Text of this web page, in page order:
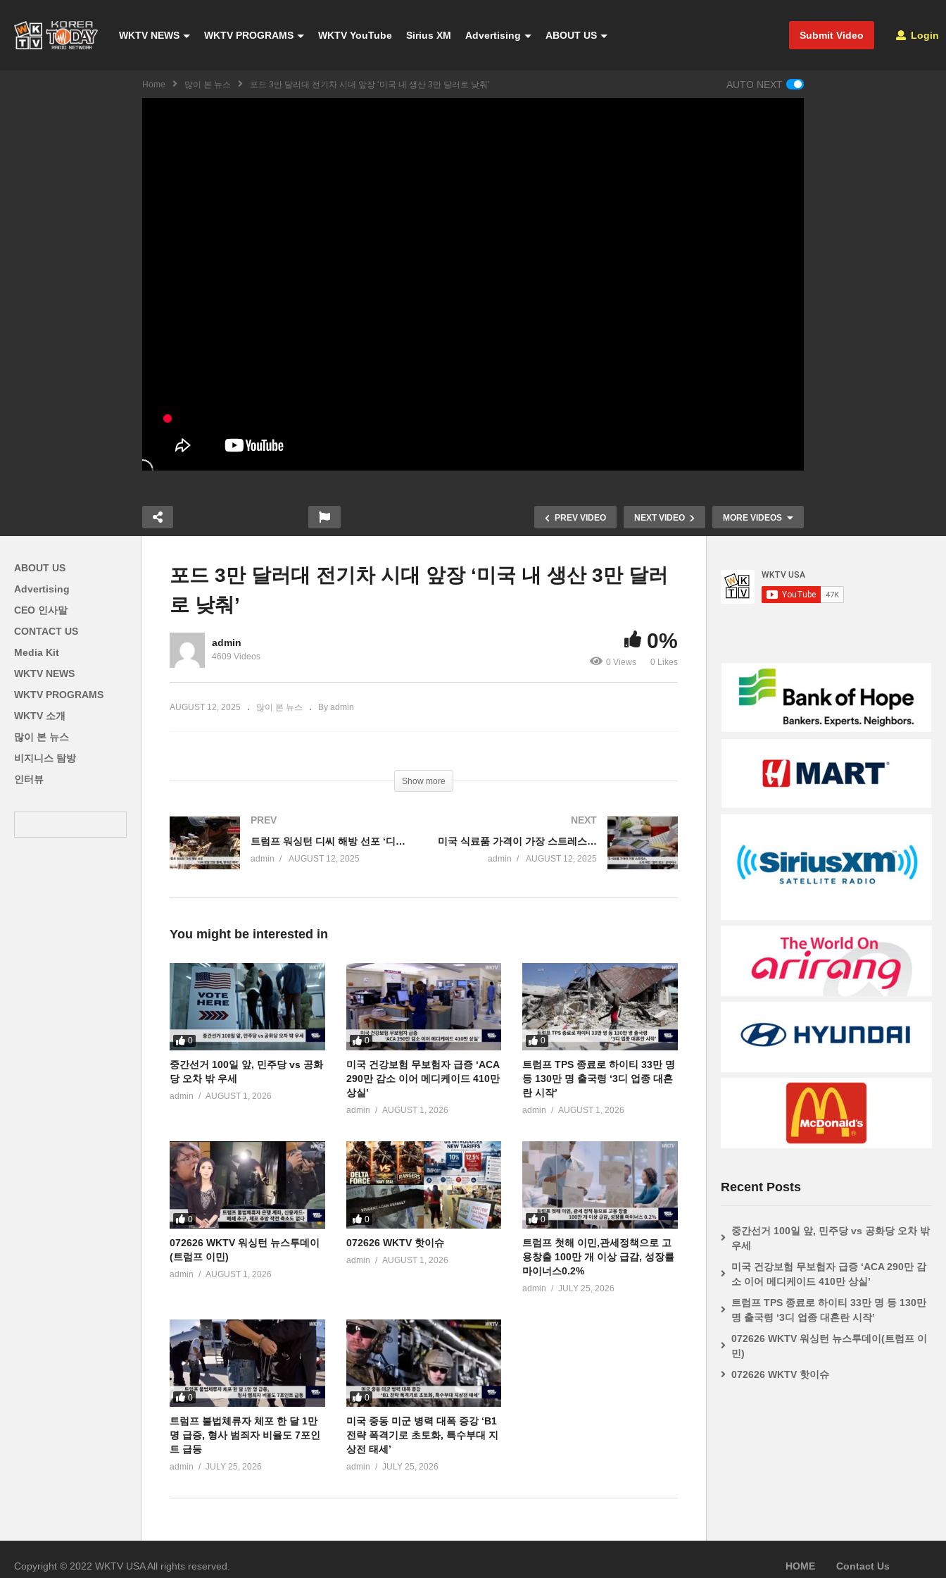
Submit Video Login
WKTV NEWS WKTV PROGRAMS WKTV YouTube Sirius XM Advertising ABOUT US
Home 많이 본 뉴스 포드 3만 달러대 전기차 시대 앞장 ‘미국 내 생산 3만 달러로 낮춰’ AUTO NEXT
PREV VIDEO NEXT VIDEO MORE VIDEOS
미국 물가 불안 심상치 않다
ABOUT US
Advertising
CEO 인사말
CONTACT US
Media Kit
WKTV NEWS
WKTV PROGRAMS
WKTV 소개
많이 본 뉴스
비지니스 탐방
인터뷰
포드 3만 달러대 전기차 시대 앞장 ‘미국 내 생산 3만 달러
로 낮춰’
admin
4609 Videos
0%
0 Views 0 Likes
AUGUST 12, 2025 많이 본 뉴스 By admin
Show more
PREV
트럼프 워싱턴 디씨 해방 선포 ‘디씨 경찰 연방 통제, 방위군 배치’
admin AUGUST 12, 2025
NEXT
미국 식료품 가격이 가장 스트레스, 소비 패턴 ‘절약 모드’ 굳어지나
admin AUGUST 12, 2025
You might be interested in
0
중간선거 100일 앞, 민주당 vs 공화
당 오차 밖 우세
admin AUGUST 1, 2026
0
미국 건강보험 무보험자 급증 ‘ACA
290만 감소 이어 메디케이드 410만
상실’
admin AUGUST 1, 2026
0
트럼프 TPS 종료로 하이티 33만 명
등 130만 명 출국령 ‘3디 업종 대혼
란 시작’
admin AUGUST 1, 2026
0
072626 WKTV 워싱턴 뉴스투데이
(트럼프 이민)
admin AUGUST 1, 2026
0
072626 WKTV 핫이슈
admin AUGUST 1, 2026
0
트럼프 첫해 이민,관세정책으로 고
용창출 100만 개 이상 급감, 성장률
마이너스0.2%
admin JULY 25, 2026
0
트럼프 불법체류자 체포 한 달 1만
명 급증, 형사 범죄자 비율도 7포인
트 급등
admin JULY 25, 2026
0
미국 중동 미군 병력 대폭 증강 ‘B1
전략 폭격기로 초토화, 특수부대 지
상전 태세’
admin JULY 25, 2026
Recent Posts
중간선거 100일 앞, 민주당 vs 공화당 오차 밖
우세
미국 건강보험 무보험자 급증 ‘ACA 290만 감
소 이어 메디케이드 410만 상실’
트럼프 TPS 종료로 하이티 33만 명 등 130만
명 출국령 ‘3디 업종 대혼란 시작’
072626 WKTV 워싱턴 뉴스투데이(트럼프 이
민)
072626 WKTV 핫이슈
Copyright © 2022 WKTV USA All rights reserved. HOME Contact Us